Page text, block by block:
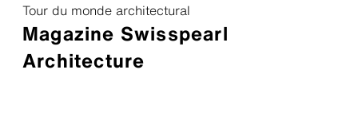
Tour du monde architectural
Magazine Swisspearl
Architecture